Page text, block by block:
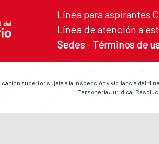
Línea para aspirantes
Línea de atención a
Sedes - Términos de
superior sujeta a la inspección y vigilancia del
Personería Jurídica: